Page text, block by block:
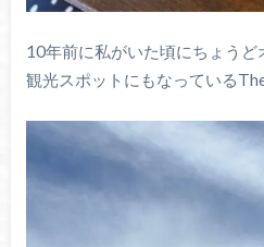
10年前に私がいた頃にちょうど
観光スポットにもなっている